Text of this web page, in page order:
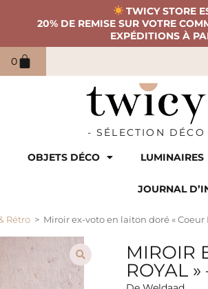
TWICY STORE
20% DE REMISE SUR VOTRE
EXPÉDITIONS À
0
- SÉLECTION
OBJETS DÉCO LUMINAIRES
JOURNAL
Rétro > Miroir ex-voto en laiton doré « Coeur
MIROIR
ROYAL